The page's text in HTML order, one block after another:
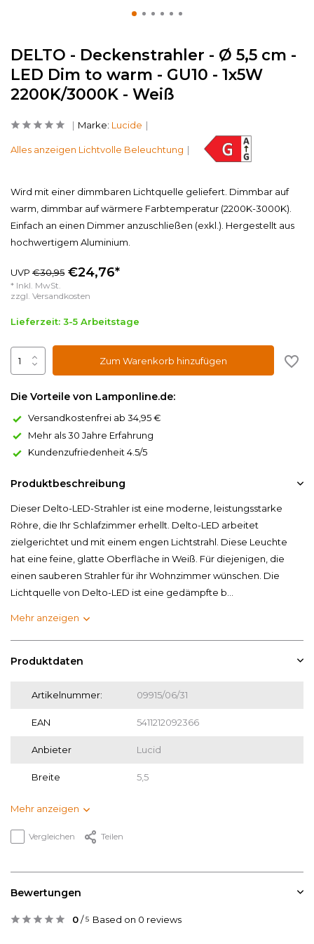
DELTO - Deckenstrahler - Ø 5,5 cm -
LED Dim to warm - GU10 - 1x5W
2200K/3000K - Weiß
Marke: Lucide
Alles anzeigen Lichtvolle Beleuchtung
Wird mit einer dimmbaren Lichtquelle geliefert. Dimmbar auf
warm, dimmbar auf wärmere Farbtemperatur (2200K-3000K).
Einfach an einen Dimmer anzuschließen (exkl.). Hergestellt aus
hochwertigem Aluminium.
UVP €30,95 €24,76*
* Inkl. MwSt.
zzgl. Versandkosten
Lieferzeit: 3-5 Arbeitstage
Zum Warenkorb hinzufügen
Die Vorteile von Lamponline.de:
Versandkostenfrei ab 34,95 €
Mehr als 30 Jahre Erfahrung
Kundenzufriedenheit 4.5/5
Produktbeschreibung
Dieser Delto-LED-Strahler ist eine moderne, leistungsstarke
Röhre, die Ihr Schlafzimmer erhellt. Delto-LED arbeitet
zielgerichtet und mit einem engen Lichtstrahl. Diese Leuchte
hat eine feine, glatte Oberfläche in Weiß. Für diejenigen, die
einen sauberen Strahler für ihr Wohnzimmer wünschen. Die
Lichtquelle von Delto-LED ist eine gedämpfte b...
Mehr anzeigen
Produktdaten
Artikelnummer: 09915/06/31
EAN 5411212092366
Anbieter Lucid
Breite 5,5
Mehr anzeigen
Vergleichen Teilen
Bewertungen
0/5 Based on 0 reviews